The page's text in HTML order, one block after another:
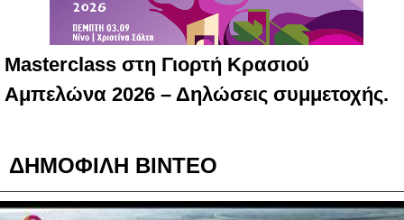
Masterclass στη Γιορτή Κρασιού
Αμπελώνα 2026 – Δηλώσεις συμμετοχής.
ΔΗΜΟΦΙΛΗ ΒΙΝΤΕΟ